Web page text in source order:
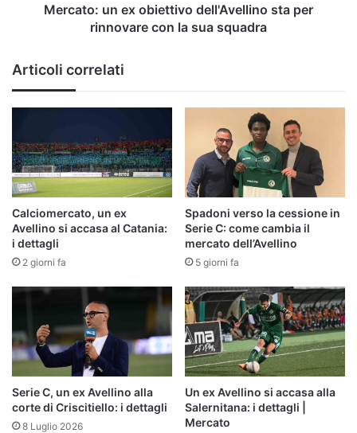
Mercato: un ex obiettivo dell'Avellino sta per
rinnovare con la sua squadra
Articoli correlati
Calciomercato, un ex
Avellino si accasa al Catania:
i dettagli
2 giorni fa
Spadoni verso la cessione in
Serie C: come cambia il
mercato dell’Avellino
5 giorni fa
Serie C, un ex Avellino alla
corte di Criscitiello: i dettagli
8 Luglio 2026
Un ex Avellino si accasa alla
Salernitana: i dettagli |
Mercato